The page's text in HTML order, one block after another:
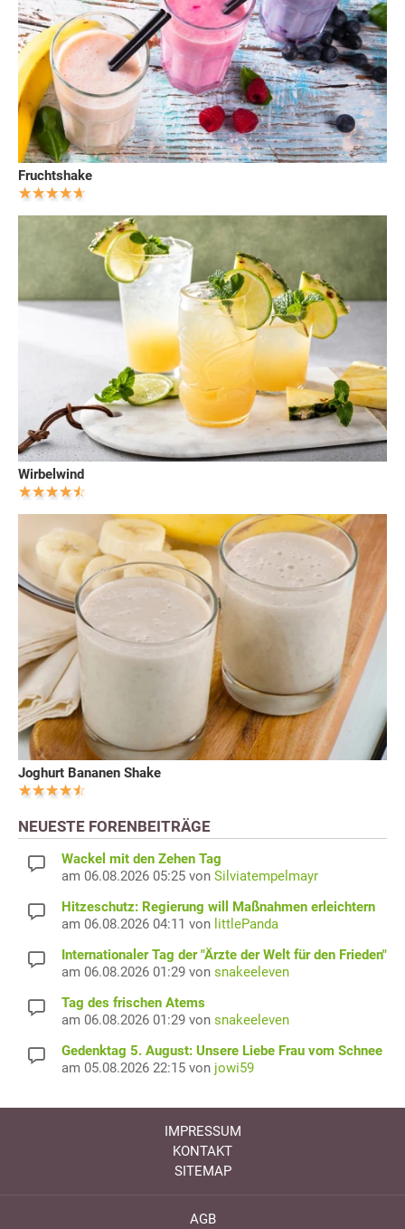
Fruchtshake
Wirbelwind
Joghurt Bananen Shake
NEUESTE FORENBEITRÄGE
Wackel mit den Zehen Tag
am 06.08.2026 05:25 von Silviatempelmayr
Hitzeschutz: Regierung will Maßnahmen erleichtern
am 06.08.2026 04:11 von littlePanda
Internationaler Tag der "Ärzte der Welt für den Frieden"
am 06.08.2026 01:29 von snakeeleven
Tag des frischen Atems
am 06.08.2026 01:29 von snakeeleven
Gedenktag 5. August: Unsere Liebe Frau vom Schnee
am 05.08.2026 22:15 von jowi59
IMPRESSUM
KONTAKT
SITEMAP
AGB